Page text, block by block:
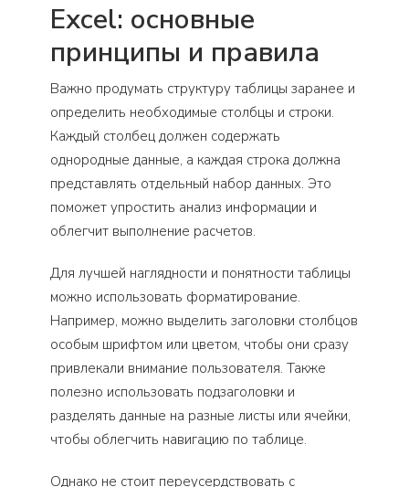
Excel: основные
принципы и правила
Важно продумать структуру таблицы заранее и
определить необходимые столбцы и строки.
Каждый столбец должен содержать
однородные данные, а каждая строка должна
представлять отдельный набор данных. Это
поможет упростить анализ информации и
облегчит выполнение расчетов.
Для лучшей наглядности и понятности таблицы
можно использовать форматирование.
Например, можно выделить заголовки столбцов
особым шрифтом или цветом, чтобы они сразу
привлекали внимание пользователя. Также
полезно использовать подзаголовки и
разделять данные на разные листы или ячейки,
чтобы облегчить навигацию по таблице.
Однако не стоит переусердствовать с